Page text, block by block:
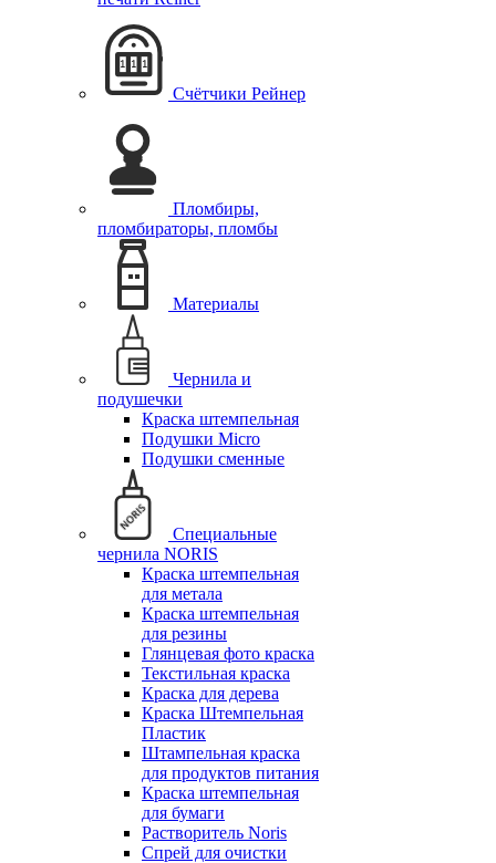
Cчётчики Рейнер
Пломбиры,
пломбираторы, пломбы
Материалы
Чернила и
подушечки
Краска штемпельная
Подушки Micro
Подушки сменные
Специальные
чернила NORIS
Краска штемпельная
для метала
Краска штемпельная
для резины
Глянцевая фото краска
Текстильная краска
Краска для дерева
Краска Штемпельная
Пластик
Штампельная краска
для продуктов питания
Краска штемпельная
для бумаги
Растворитель Noris
Спрей для очистки